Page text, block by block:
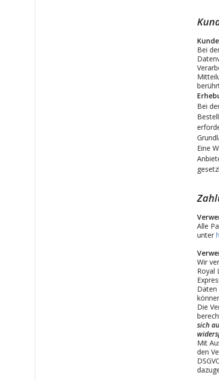
Bei
Bei
Eine
Alle
unter
Wir
Royal
Daten
Die
sich
Mit
den